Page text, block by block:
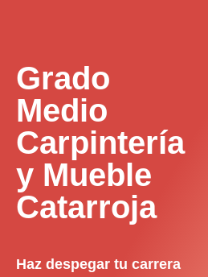
Grado
Medio
Carpintería
y Mueble
Catarroja
Haz despegar tu carrera